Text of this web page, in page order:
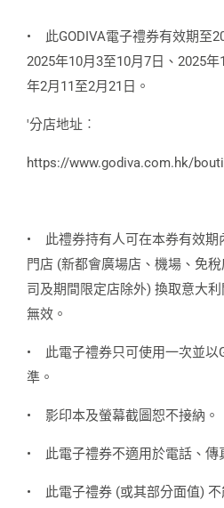
•
此GODIVA電子禮券有效期至
2025年10月3至10月7日、2025
年2月11至2月21日。
'分店地址︰
https://www.godiva.com.hk/
•
此禮券持有人可在本券有效期
門店 (新都會廣場店、機場、免
司及期間限定店除外) 換取意大
無效。
•
此電子禮券只可使用一次並以
準。
• 影印本及螢幕截圖恕不接納。
• 此電子禮券不適用於電話、傳
•
此電子禮券 (或其部分面值)